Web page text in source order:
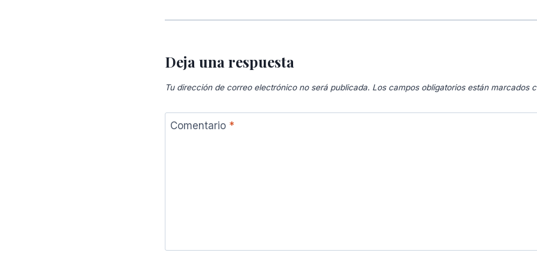
Deja una respuesta
Tu dirección de correo electrónico no será publicada. Los campos obligatorios están marcados
Comentario *